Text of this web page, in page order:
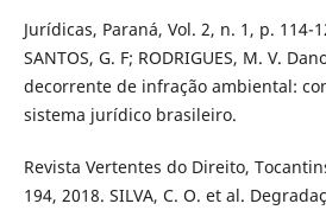
Jurídicas, Paraná, Vol. 2, n. 1, p. 114-
SANTOS, G. F; RODRIGUES, M. V.
decorrente de infração ambiental:
sistema jurídico brasileiro.
Revista Vertentes do Direito,
194, 2018. SILVA, C. O. et al.